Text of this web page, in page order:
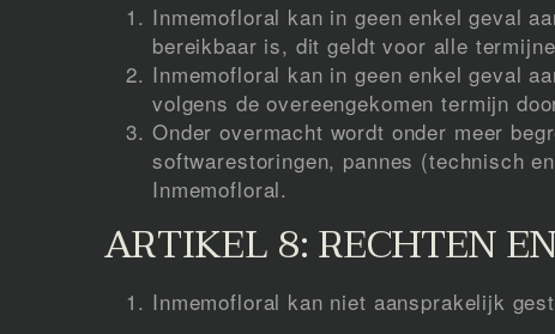
Inmemofloral kan in geen enkel geval
bereikbaar is, dit geldt voor alle
Inmemofloral kan in geen enkel geval
volgens de overeengekomen termijn
Onder overmacht wordt onder meer
softwarestoringen, pannes (technisch
Inmemofloral.
ARTIKEL 8: RECHTEN
Inmemofloral kan niet aansprakelijk